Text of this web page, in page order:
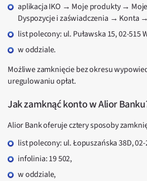
aplikacja IKO → Moje produkty →
Dyspozycje i zaświadczenia → Konta
list polecony: ul. Puławska 15, 02-515
w oddziale.
Możliwe zamknięcie bez okresu
uregulowaniu opłat.
Jak zamknąć konto w Alior
Alior Bank oferuje cztery sposoby
list polecony: ul. Łopuszańska 38D,
infolinia: 19 502,
w oddziale,